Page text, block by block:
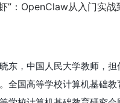
东，中国人民大学教师，担
全国高等学校计算机基础教